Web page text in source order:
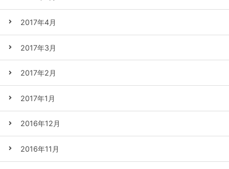
2017年4月
2017年3月
2017年2月
2017年1月
2016年12月
2016年11月